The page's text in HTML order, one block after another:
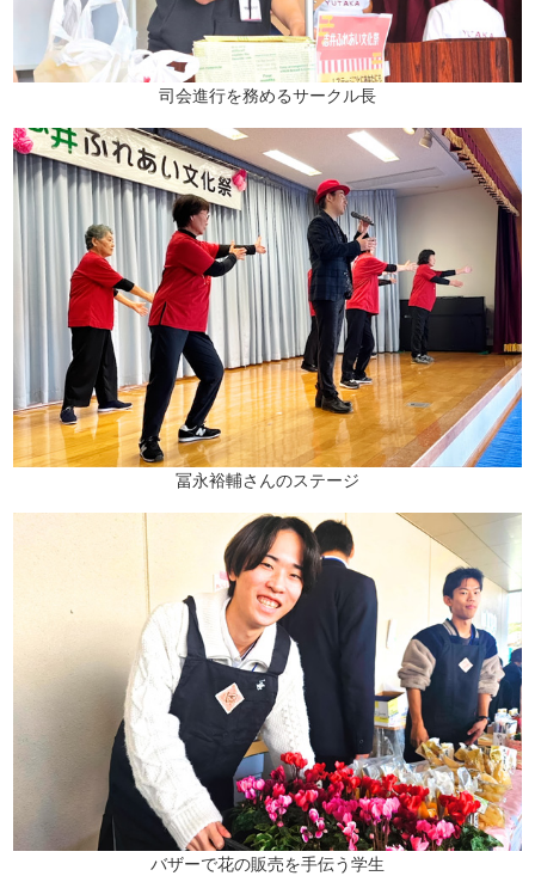
司会進行を務めるサークル長
冨永裕輔さんのステージ
バザーで花の販売を手伝う学生